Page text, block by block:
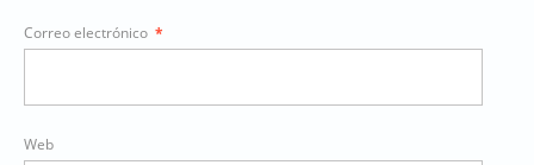
Correo electrónico *
Web